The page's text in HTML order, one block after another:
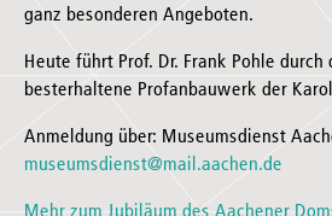
ganz besonderen Angeboten.
Heute führt Prof. Dr. Frank Pohle durch
besterhaltene Profanbauwerk der
Anmeldung über: Museumsdienst
museumsdienst@mail.aachen.de